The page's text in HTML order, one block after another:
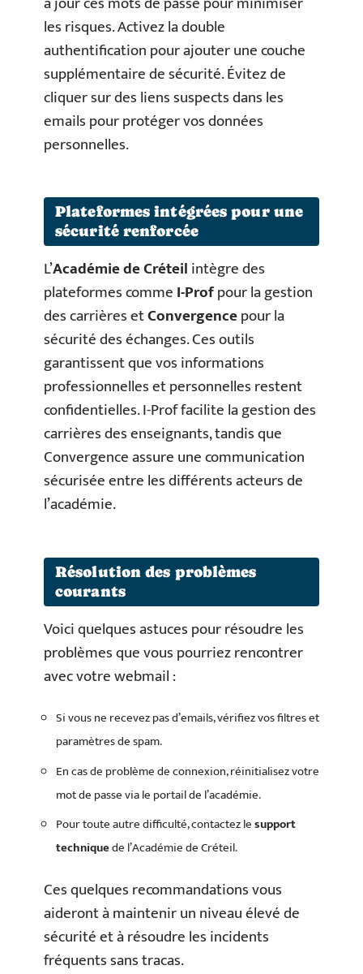
les risques. Activez la double
authentification pour ajouter une couche
supplémentaire de sécurité. Évitez de
cliquer sur des liens suspects dans les
emails pour protéger vos données
personnelles.
Plateformes intégrées pour une
sécurité renforcée
L’Académie de Créteilintègre des
plateformes commeI-Profpour la gestion
des carrières etConvergencepour la
sécurité des échanges. Ces outils
garantissent que vos informations
professionnelles et personnelles restent
confidentielles. I-Prof facilite la gestion des
carrières des enseignants, tandis que
Convergence assure une communication
sécurisée entre les différents acteurs de
l’académie.
Résolution des problèmes
courants
Voici quelques astuces pour résoudre les
problèmes que vous pourriez rencontrer
avec votre webmail :
Si vous ne recevez pas d’emails, vérifiez vos filtres et
paramètres de spam.
En cas de problème de connexion, réinitialisez votre
mot de passe via le portail de l’académie.
Pour toute autre difficulté, contactez lesupport
techniquede l’Académie de Créteil.
Ces quelques recommandations vous
aideront à maintenir un niveau élevé de
sécurité et à résoudre les incidents
fréquents sans tracas.